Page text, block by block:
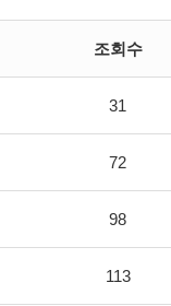
조회수
31
72
98
113